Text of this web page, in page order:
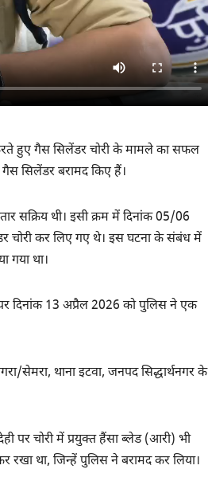
करते हुए गैस सिलेंडर चोरी के मामले का सफल
सिलेंडर बरामद किए हैं।
सक्रिय थी। इसी क्रम में दिनांक 05/06
चोरी कर लिए गए थे। इस घटना के संबंध में
गया था।
दिनांक 13 अप्रैल 2026 को पुलिस ने एक
सेमरा, थाना इटवा, जनपद सिद्धार्थनगर के
पर चोरी में प्रयुक्त हैंसा ब्लेड (आरी) भी
रखा था, जिन्हें पुलिस ने बरामद कर लिया।